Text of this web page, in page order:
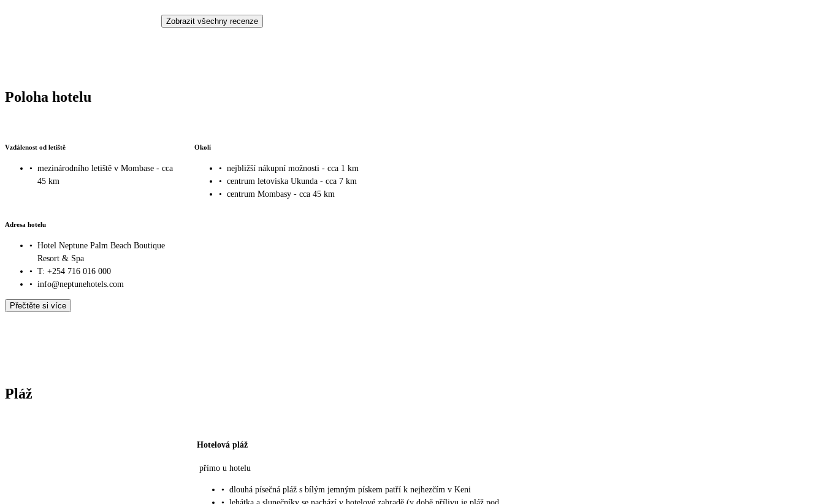
Zobrazit všechny recenze
Poloha hotelu
Vzdálenost od letiště
• mezinárodního letiště v Mombase - cca
45 km
Okolí
• nejbližší nákupní možnosti - cca 1 km
• centrum letoviska Ukunda - cca 7 km
• centrum Mombasy - cca 45 km
Adresa hotelu
• Hotel Neptune Palm Beach Boutique
Resort & Spa
• T: +254 716 016 000
• info@neptunehotels.com
Přečtěte si více
Pláž
Hotelová pláž
přímo u hotelu
• dlouhá písečná pláž s bílým jemným pískem patří k nejhezčím v Keni